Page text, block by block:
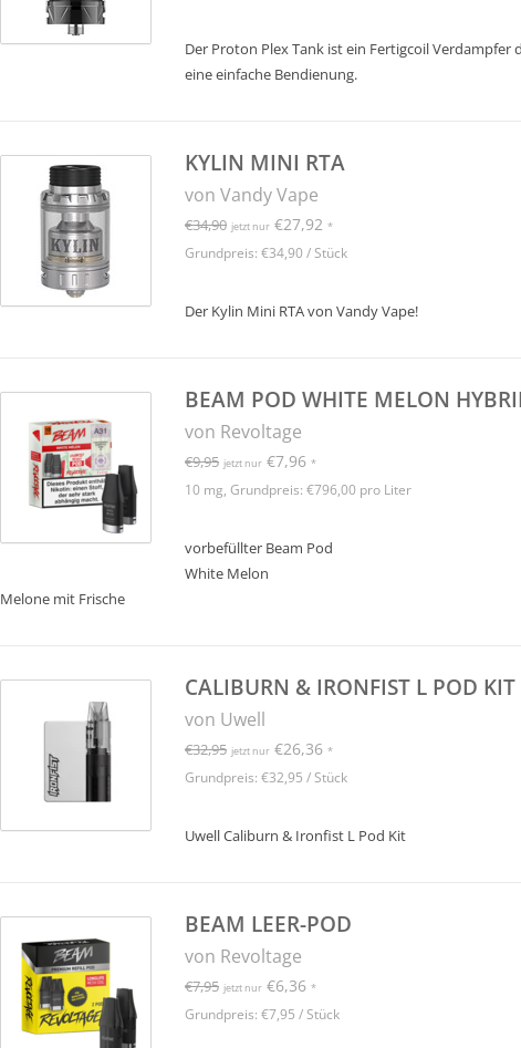
Der Proton Plex Tank ist ein Fertigcoil
eine einfache Bendienung.
KYLIN MINI RTA
von Vandy Vape
€34,90 jetzt nur €27,92 *
Grundpreis: €34,90 / Stück
Der Kylin Mini RTA von Vandy Vape!
BEAM POD WHITE MELON
von Revoltage
€9,95 jetzt nur €7,96 *
10 mg, Grundpreis: €796,00 pro Liter
vorbefüllter Beam Pod
White Melon
Melone mit Frische
CALIBURN & IRONFIST L POD KIT
von Uwell
€32,95 jetzt nur €26,36 *
Grundpreis: €32,95 / Stück
Uwell Caliburn & Ironfist L Pod Kit
BEAM LEER-POD
von Revoltage
€7,95 jetzt nur €6,36 *
Grundpreis: €7,95 / Stück